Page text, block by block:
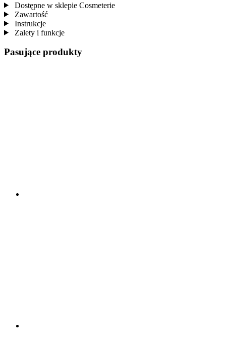
Dostępne w sklepie Cosmeterie
Zawartość
Instrukcje
Zalety i funkcje
Pasujące produkty